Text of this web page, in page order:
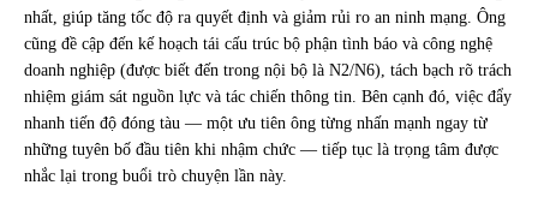
nhất, giúp tăng tốc độ ra quyết định và giảm rủi ro an ninh mạng. Ông
cũng đề cập đến kế hoạch tái cấu trúc bộ phận tình báo và công nghệ
doanh nghiệp (được biết đến trong nội bộ là N2/N6), tách bạch rõ trách
nhiệm giám sát nguồn lực và tác chiến thông tin. Bên cạnh đó, việc đẩy
nhanh tiến độ đóng tàu — một ưu tiên ông từng nhấn mạnh ngay từ
những tuyên bố đầu tiên khi nhậm chức — tiếp tục là trọng tâm được
nhắc lại trong buổi trò chuyện lần này.